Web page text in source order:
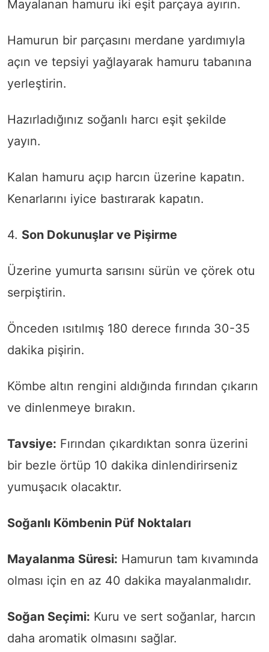
Mayalanan hamuru iki eşit parçaya ayırın.
Hamurun bir parçasını merdane yardımıyla
açın ve tepsiyi yağlayarak hamuru tabanına
yerleştirin.
Hazırladığınız soğanlı harcı eşit şekilde
yayın.
Kalan hamuru açıp harcın üzerine kapatın.
Kenarlarını iyice bastırarak kapatın.
4. Son Dokunuşlar ve Pişirme
Üzerine yumurta sarısını sürün ve çörek otu
serpiştirin.
Önceden ısıtılmış 180 derece fırında 30-35
dakika pişirin.
Kömbe altın rengini aldığında fırından çıkarın
ve dinlenmeye bırakın.
Tavsiye: Fırından çıkardıktan sonra üzerini
bir bezle örtüp 10 dakika dinlendirirseniz
yumuşacık olacaktır.
Soğanlı Kömbenin Püf Noktaları
Mayalanma Süresi: Hamurun tam kıvamında
olması için en az 40 dakika mayalanmalıdır.
Soğan Seçimi: Kuru ve sert soğanlar, harcın
daha aromatik olmasını sağlar.